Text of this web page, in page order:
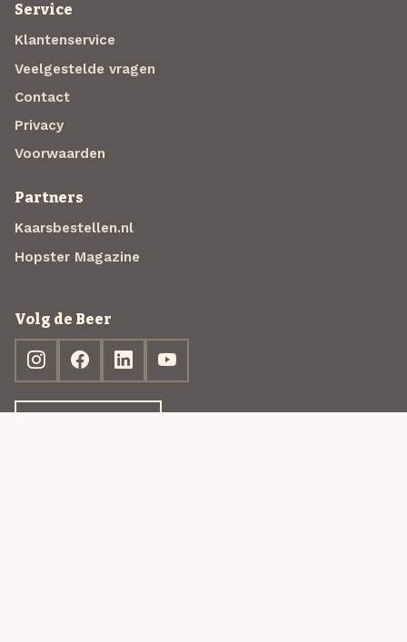
Service
Klantenservice
Veelgestelde vragen
Contact
Privacy
Voorwaarden
Partners
Kaarsbestellen.nl
Hopster Magazine
Volg de Beer